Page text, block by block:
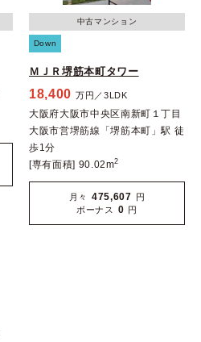
中古マンション
Down
ＭＪＲ堺筋本町タワー
18,400 万円／3LDK
大阪府大阪市中央区南新町１丁目
大阪市営堺筋線「堺筋本町」駅 徒
歩1分
[専有面積] 90.02m2
月々 475,607 円
ボーナス
0 円